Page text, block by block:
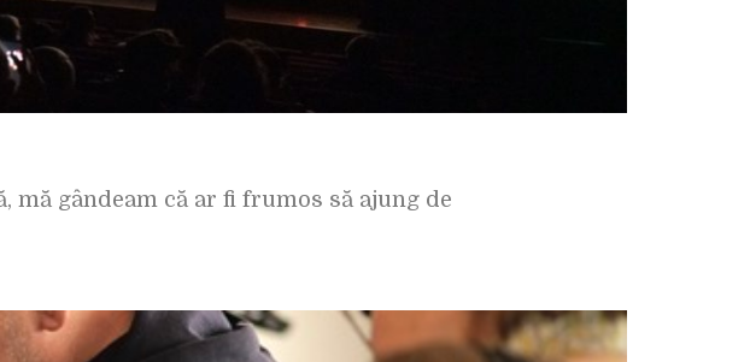
mă gândeam că ar fi frumos să ajung de